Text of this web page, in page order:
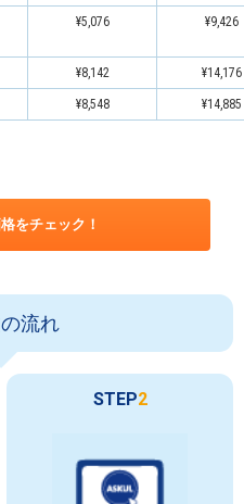
¥5,076 ¥9,426
¥8,142 ¥14,176
¥8,548 ¥14,885
をチェック！
流れ
STEP2